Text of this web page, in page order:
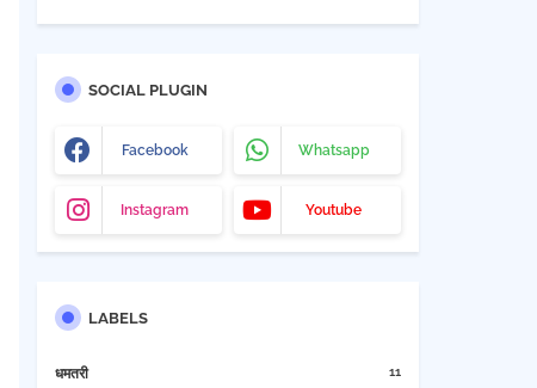
SOCIAL PLUGIN
Facebook Whatsapp
Instagram Youtube
LABELS
धमतरी 11